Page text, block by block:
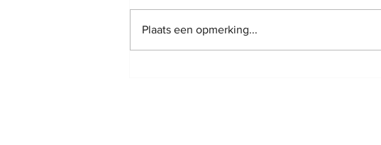
Plaats een opmerking...